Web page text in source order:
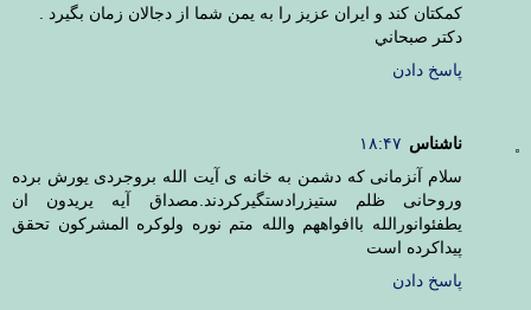
کمکتان کند و ايران عزيز را به يمن شما از دجالان زمان بگيرد .
دکتر صبحاني
پاسخ دادن
ناشناس ۱۸:۴۷
سلام آنزمانی که دشمن به خانه ی آیت الله بروجردی یورش برده
وروحانی ظلم ستیزرادستگیرکردند.مصداق آیه یریدون ان
یطفئوانورالله باافواههم والله متم نوره ولوکره المشرکون تحقق
پیداکرده است
پاسخ دادن